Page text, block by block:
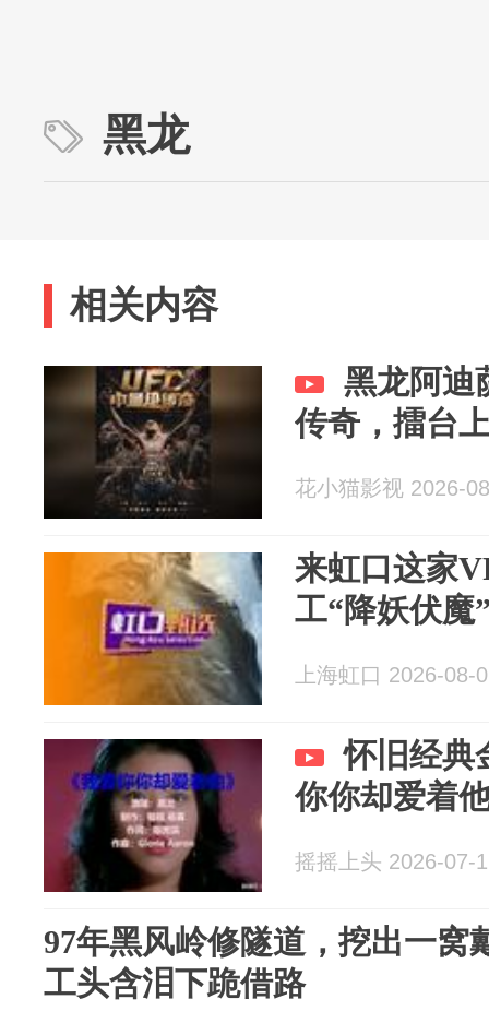
黑龙
相关内容
黑龙阿迪
传奇，擂台
花小猫影视 2026-
来虹口这家
工“降妖伏魔
上海虹口 2026-08-
怀旧经典
你你却爱着
摇摇上头 2026-07-
97年黑风岭修隧道，挖出一窝
工头含泪下跪借路